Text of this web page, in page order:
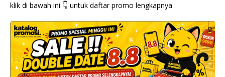
klik di bawah ini 👇 untuk daftar promo lengkapnya